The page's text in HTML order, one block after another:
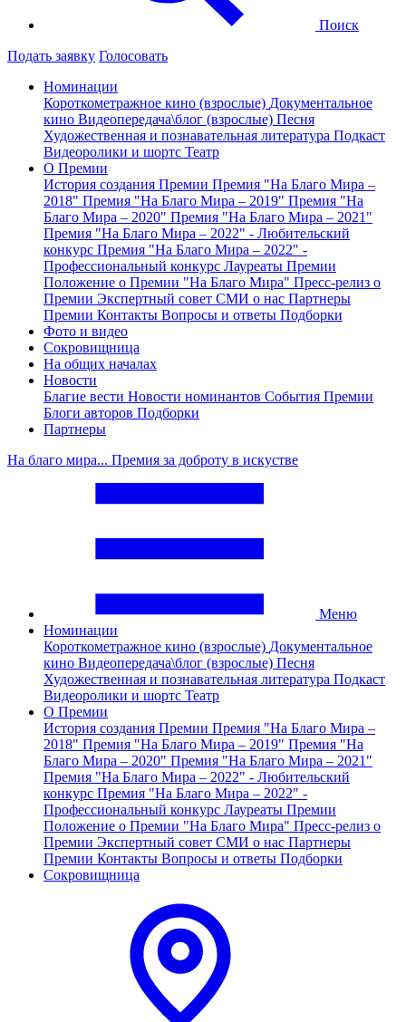
Поиск
Подать заявку Голосовать
Номинации
Короткометражное кино (взрослые) Документальное
кино Видеопередача\блог (взрослые) Песня
Художественная и познавательная литература Подкаст
Видеоролики и шортс Театр
О Премии
История создания Премии Премия "На Благо Мира –
2018" Премия "На Благо Мира – 2019" Премия "На
Благо Мира – 2020" Премия "На Благо Мира – 2021"
Премия "На Благо Мира – 2022" - Любительский
конкурс Премия "На Благо Мира – 2022" -
Профессиональный конкурс Лауреаты Премии
Положение о Премии "На Благо Мира" Пресс-релиз о
Премии Экспертный совет СМИ о нас Партнеры
Премии Контакты Вопросы и ответы Подборки
Фото и видео
Сокровищница
На общих началах
Новости
Благие вести Новости номинантов События Премии
Блоги авторов Подборки
Партнеры
На благо мира... Премия за доброту в искустве
Меню
Номинации
Короткометражное кино (взрослые) Документальное
кино Видеопередача\блог (взрослые) Песня
Художественная и познавательная литература Подкаст
Видеоролики и шортс Театр
О Премии
История создания Премии Премия "На Благо Мира –
2018" Премия "На Благо Мира – 2019" Премия "На
Благо Мира – 2020" Премия "На Благо Мира – 2021"
Премия "На Благо Мира – 2022" - Любительский
конкурс Премия "На Благо Мира – 2022" -
Профессиональный конкурс Лауреаты Премии
Положение о Премии "На Благо Мира" Пресс-релиз о
Премии Экспертный совет СМИ о нас Партнеры
Премии Контакты Вопросы и ответы Подборки
Сокровищница